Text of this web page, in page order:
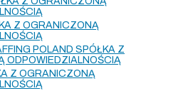
Z OGRANICZONĄ
POLAND SPÓŁKA Z
ODPOWIEDZIALNOŚCIĄ
Z OGRANICZONĄ